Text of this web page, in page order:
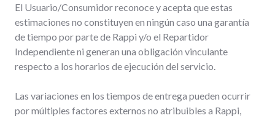
El Usuario/Consumidor reconoce y acepta que estas
estimaciones no constituyen en ningún caso una garantía
de tiempo por parte de Rappi y/o el Repartidor
Independiente ni generan una obligación vinculante
respecto a los horarios de ejecución del servicio.
Las variaciones en los tiempos de entrega pueden ocurrir
por múltiples factores externos no atribuibles a Rappi,